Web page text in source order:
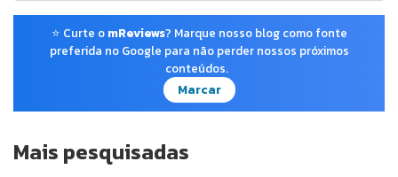
⭐ Curte o mReviews? Marque nosso blog como fonte
preferida no Google para não perder nossos próximos
conteúdos.
Marcar
Mais pesquisadas